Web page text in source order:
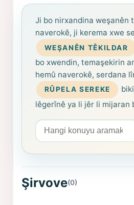
Ji bo nirxandina weşanên
naverokê, ji kerema xwe
WEŞANÊN TÊKILDAR
bo xwendin, temaşekirin
hemû naverokê, serdana
RÛPELA SEREKE
lêgerînê ya li jêr li mijaran
Arama yapın
Şirvove(0)